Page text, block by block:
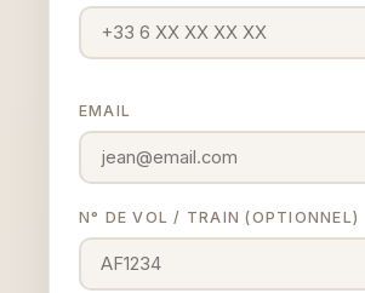
EMAIL
N° DE VOL / TRAIN (OPTIONNEL)